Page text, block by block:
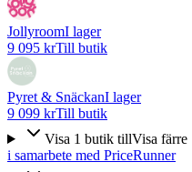
JollyroomI lager
9 095 krTill butik
Pyret & SnäckanI lager
9 099 krTill butik
Visa 1 butik tillVisa färre
i samarbete med PriceRunner